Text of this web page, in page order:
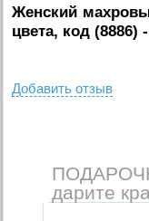
Женский
цвета, код (8886)
Добавить отзыв
дарите